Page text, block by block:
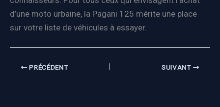
d’une moto urbaine, la Pagani 125 mérite une place
sur votre liste de véhicules à essayer.
PRÉCÉDENT SUIVANT